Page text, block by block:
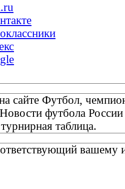
сайте Футбол,
футбола
таблица.
вашему